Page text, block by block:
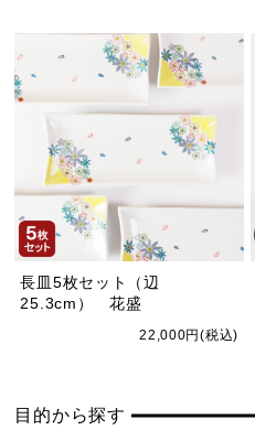
長皿5枚セット（辺
25.3cm） 花盛
22,000円(税込)
目的から探す